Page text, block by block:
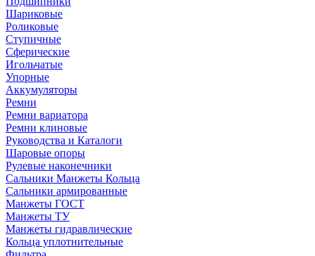
Шариковые
Роликовые
Ступичные
Сферические
Игольчатые
Упорные
Аккумуляторы
Ремни
Ремни вариатора
Ремни клиновые
Руководства и Каталоги
Шаровые опоры
Рулевые наконечники
Сальники Манжеты Кольца
Сальники армированные
Манжеты ГОСТ
Манжеты ТУ
Манжеты гидравлические
Кольца уплотнительные